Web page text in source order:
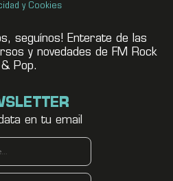
y Cookies
seguínos! Enterate de las
y novedades de FM Rock
& Pop.
en tu email